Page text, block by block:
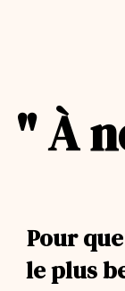
" À
Pour
le plus